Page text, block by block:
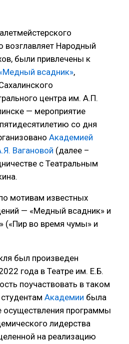
возглавляет Народный
были привлечены к
всадник»,
центра им. А.П.
— мероприятие
со дня
Академией
Вагановой (далее –
с Театральным
мотивам известных
— «Медный всадник» и
(«Пир во время чумы» и
был произведен
года в Театре им. Е.Б.
поучаствовать в таком
Академии была
осуществления программы
лидерства
на реализацию